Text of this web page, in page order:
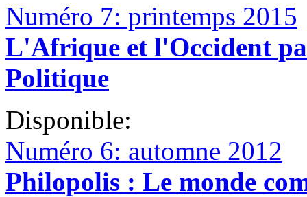
Numéro 7: printemps 2015
L'Afrique et l'Occident
Politique
Disponible:
Numéro 6: automne 2012
Philopolis : Le monde